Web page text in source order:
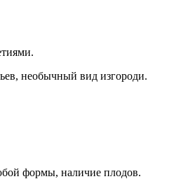
необычный вид изгороди.
формы, наличие плодов.